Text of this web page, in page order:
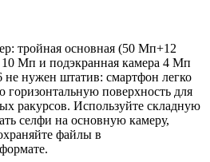
тройная основная (50 Мп+12
Мп и подэкранная камера 4 Мп
не нужен штатив: смартфон легко
горизонтальную поверхность для
ракурсов. Используйте складную
селфи на основную камеру,
файлы в